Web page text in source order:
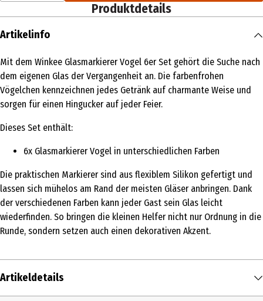
Produktdetails
Artikelinfo
Mit dem Winkee Glasmarkierer Vogel 6er Set gehört die Suche nach
dem eigenen Glas der Vergangenheit an. Die farbenfrohen
Vögelchen kennzeichnen jedes Getränk auf charmante Weise und
sorgen für einen Hingucker auf jeder Feier.
Dieses Set enthält:
6x Glasmarkierer Vogel in unterschiedlichen Farben
Die praktischen Markierer sind aus flexiblem Silikon gefertigt und
lassen sich mühelos am Rand der meisten Gläser anbringen. Dank
der verschiedenen Farben kann jeder Gast sein Glas leicht
wiederfinden. So bringen die kleinen Helfer nicht nur Ordnung in die
Runde, sondern setzen auch einen dekorativen Akzent.
Artikeldetails